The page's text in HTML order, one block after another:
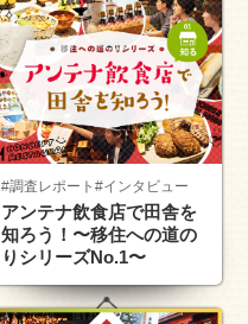
#調査レポート#インタビュー
アンテナ飲食店で田舎を
知ろう！〜移住への道の
りシリーズNo.1〜